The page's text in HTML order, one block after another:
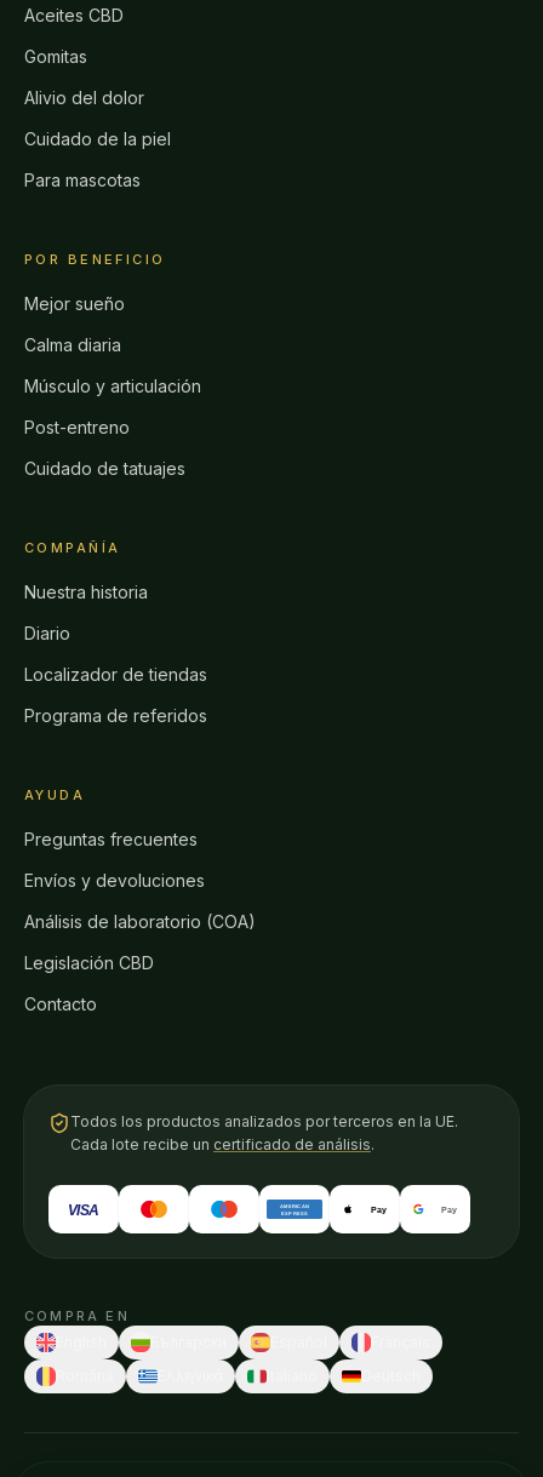
Aceites CBD
Gomitas
Alivio del dolor
Cuidado de la piel
Para mascotas
POR BENEFICIO
Mejor sueño
Calma diaria
Músculo y articulación
Post-entreno
Cuidado de tatuajes
COMPAÑÍA
Nuestra historia
Diario
Localizador de tiendas
Programa de referidos
AYUDA
Preguntas frecuentes
Envíos y devoluciones
Análisis de laboratorio (COA)
Legislación CBD
Contacto
Todos los productos analizados por terceros en la UE.
Cada lote recibe un certificado de análisis.
VISA AMERICAN
EXPRESS Pay Pay
COMPRA EN